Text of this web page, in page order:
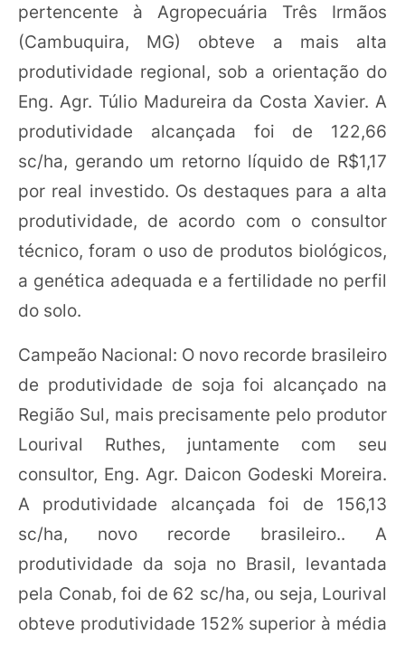
pertencente à Agropecuária Três Irmãos
(Cambuquira, MG) obteve a mais alta
produtividade regional, sob a orientação do
Eng. Agr. Túlio Madureira da Costa Xavier. A
produtividade alcançada foi de 122,66
sc/ha, gerando um retorno líquido de R$1,17
por real investido. Os destaques para a alta
produtividade, de acordo com o consultor
técnico, foram o uso de produtos biológicos,
a genética adequada e a fertilidade no perfil
do solo.
Campeão Nacional: O novo recorde brasileiro
de produtividade de soja foi alcançado na
Região Sul, mais precisamente pelo produtor
Lourival Ruthes, juntamente com seu
consultor, Eng. Agr. Daicon Godeski Moreira.
A produtividade alcançada foi de 156,13
sc/ha, novo recorde brasileiro.. A
produtividade da soja no Brasil, levantada
pela Conab, foi de 62 sc/ha, ou seja, Lourival
obteve produtividade 152% superior à média